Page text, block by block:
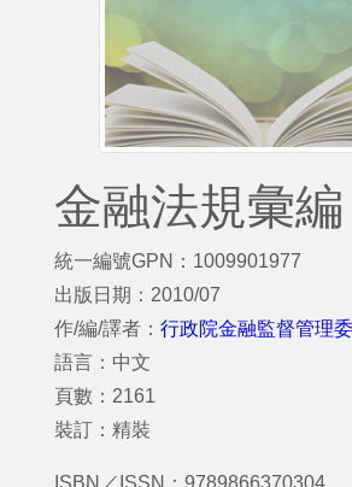
金融法規彙編
統一編號GPN：1009901977
出版日期：2010/07
作/編/譯者： 行政院金融監督管理
語言：中文
頁數：2161
裝訂：精裝
ISBN／ISSN：9789866370304